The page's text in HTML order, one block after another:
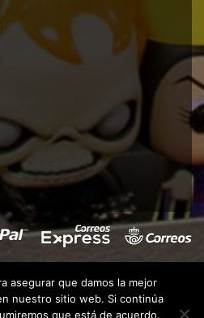
- Todos los derechos
reservados.
asegurar que damos la mejor
nuestro sitio web. Si continúa
que está de acuerdo.